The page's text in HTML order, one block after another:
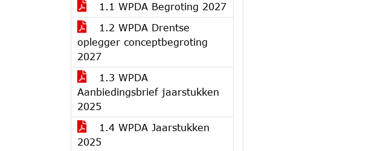
1.1 WPDA Begroting 2027
1.2 WPDA Drentse
oplegger conceptbegroting
2027
1.3 WPDA
Aanbiedingsbrief jaarstukken
2025
1.4 WPDA Jaarstukken
2025